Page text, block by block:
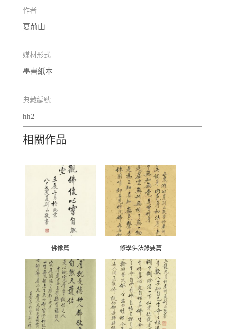
作者
夏荊山
媒材形式
墨書紙本
典藏編號
hh2
相關作品
佛像篇 修學佛法錄要篇